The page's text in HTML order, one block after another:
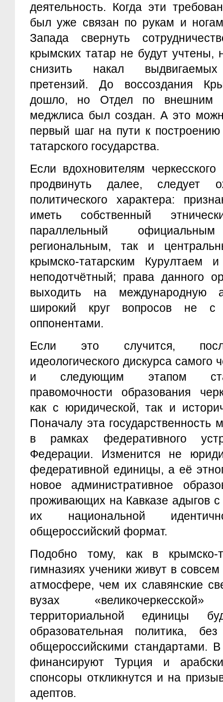
деятельность. Когда эти
был уже связан по рукам и
Запада свернуть
крымских татар не будут учтены,
снизить накал выдвигаемых
претензий. До воссоздания
дошло, но Отдел по внешним
меджлиса был создан. А это
первый шаг на пути к построению
татарского государства.
Если вдохновителям
продвинуть далее, следует
политического характера:
иметь собственный
параллельный
региональным, так и
крымско-татарским
неподотчётный; права данного
выходить на международную
широкий круг вопросов не
оппонентами.
Если это случится,
идеологического дискурса самого
и следующим этапом
правомочности образования
как с юридической, так и
Поначалу эта государственность
в рамках федеративного
Федерации. Изменится не
федеративной единицы, а её
новое административное
проживающих на Кавказе адыгов
их национальной
общероссийский формат.
Подобно тому, как в крымско-
гимназиях ученики живут в
атмосфере, чем их славянские
вузах «великочеркесской»
территориальной единицы
образовательная политика,
общероссийскими стандартами.
финансируют Турция и
спонсоры откликнутся и на
адептов.